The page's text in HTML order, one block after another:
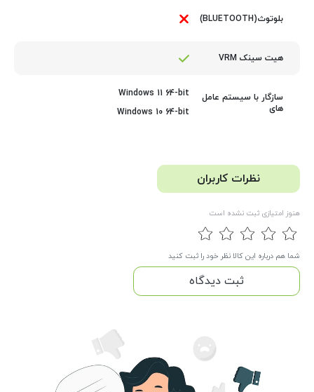
بلوتوث(BLUETOOTH)
هیت سینک VRM
سازگار با سیستم عامل
های
Windows 11 64-bit
Windows 10 64-bit
نظرات کاربران
هنوز امتیازی ثبت نشده است
شما هم درباره این کالا نظر خود را ثبت کنید
ثبت دیدگاه